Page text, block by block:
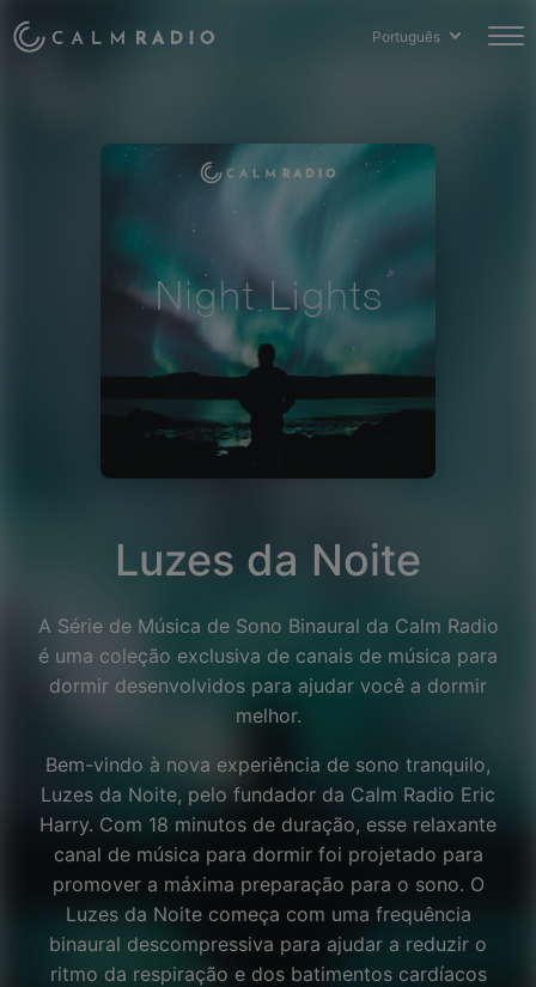
Português
Luzes da Noite
A Série de Música de Sono Binaural da Calm Radio
é uma coleção exclusiva de canais de música para
dormir desenvolvidos para ajudar você a dormir
melhor.
Bem-vindo à nova experiência de sono tranquilo,
Luzes da Noite, pelo fundador da Calm Radio Eric
Harry. Com 18 minutos de duração, esse relaxante
canal de música para dormir foi projetado para
promover a máxima preparação para o sono. O
Luzes da Noite começa com uma frequência
binaural descompressiva para ajudar a reduzir o
ritmo da respiração e dos batimentos cardíacos
Facebook